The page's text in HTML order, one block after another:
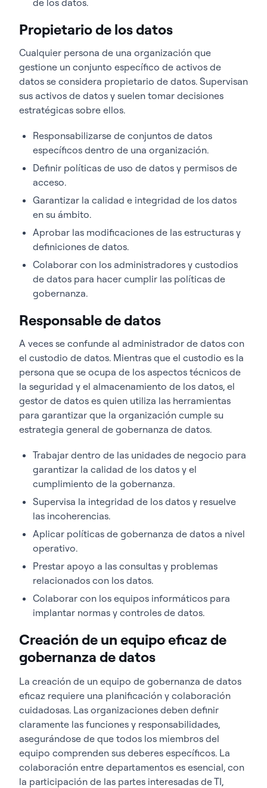
Propietario de los datos
Cualquier persona de una organización que
gestione un conjunto específico de activos de
datos se considera propietario de datos. Supervisan
sus activos de datos y suelen tomar decisiones
estratégicas sobre ellos.
Responsabilizarse de conjuntos de datos
específicos dentro de una organización.
Definir políticas de uso de datos y permisos de
acceso.
Garantizar la calidad e integridad de los datos
en su ámbito.
Aprobar las modificaciones de las estructuras y
definiciones de datos.
Colaborar con los administradores y custodios
de datos para hacer cumplir las políticas de
gobernanza.
Responsable de datos
A veces se confunde al administrador de datos con
el custodio de datos. Mientras que el custodio es la
persona que se ocupa de los aspectos técnicos de
la seguridad y el almacenamiento de los datos, el
gestor de datos es quien utiliza las herramientas
para garantizar que la organización cumple su
estrategia general de gobernanza de datos.
Trabajar dentro de las unidades de negocio para
garantizar la calidad de los datos y el
cumplimiento de la gobernanza.
Supervisa la integridad de los datos y resuelve
las incoherencias.
Aplicar políticas de gobernanza de datos a nivel
operativo.
Prestar apoyo a las consultas y problemas
relacionados con los datos.
Colaborar con los equipos informáticos para
implantar normas y controles de datos.
Creación de un equipo eficaz de
gobernanza de datos
La creación de un equipo de gobernanza de datos
eficaz requiere una planificación y colaboración
cuidadosas. Las organizaciones deben definir
claramente las funciones y responsabilidades,
asegurándose de que todos los miembros del
equipo comprenden sus deberes específicos. La
colaboración entre departamentos es esencial, con
la participación de las partes interesadas de TI,